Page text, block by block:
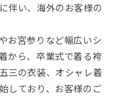
伴い、海外のお客様の
お宮参りなど幅広いシ
から、卒業式で着る袴
三の衣装、オシャレ着
しており、お客様のご